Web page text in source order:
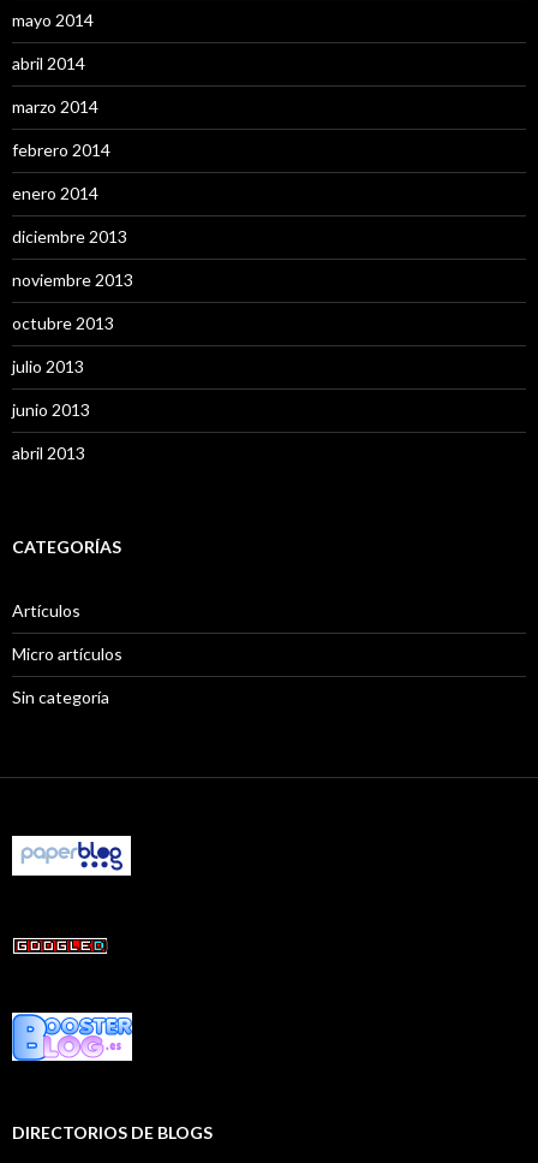
mayo 2014
abril 2014
marzo 2014
febrero 2014
enero 2014
diciembre 2013
noviembre 2013
octubre 2013
julio 2013
junio 2013
abril 2013
CATEGORÍAS
Artículos
Micro artículos
Sin categoría
DIRECTORIOS DE BLOGS